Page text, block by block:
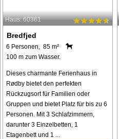
Haus: 60361
Bredfjed
6 Personen, 85 m²
100 m zum Wasser.
Dieses charmante Ferienhaus in
Rødby bietet den perfekten
Rückzugsort für Familien oder
Gruppen und bietet Platz für bis zu 6
Personen. Mit 3 Schlafzimmern,
darunter 3 Einzelbetten, 1
Etagenbett und 1 ...